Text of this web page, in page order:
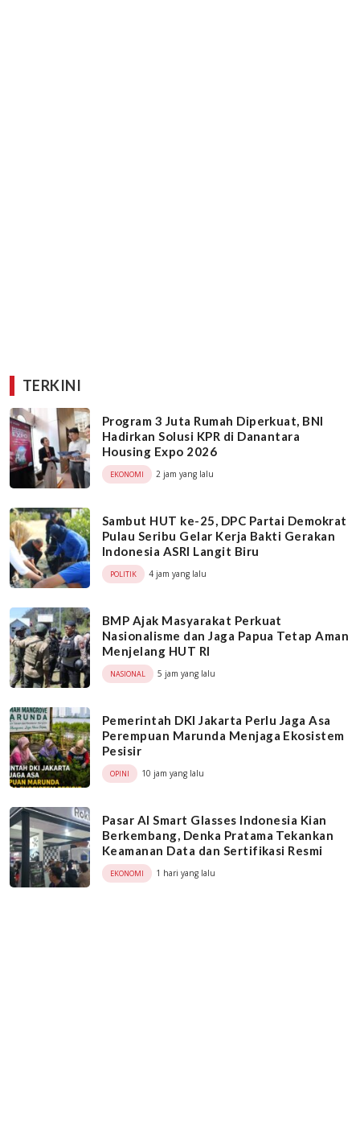
TERKINI
Program 3 Juta Rumah Diperkuat, BNI
Hadirkan Solusi KPR di Danantara
Housing Expo 2026
EKONOMI 2 jam yang lalu
Sambut HUT ke-25, DPC Partai Demokrat
Pulau Seribu Gelar Kerja Bakti Gerakan
Indonesia ASRI Langit Biru
POLITIK 4 jam yang lalu
BMP Ajak Masyarakat Perkuat
Nasionalisme dan Jaga Papua Tetap Aman
Menjelang HUT RI
NASIONAL 5 jam yang lalu
Pemerintah DKI Jakarta Perlu Jaga Asa
Perempuan Marunda Menjaga Ekosistem
Pesisir
OPINI 10 jam yang lalu
Pasar AI Smart Glasses Indonesia Kian
Berkembang, Denka Pratama Tekankan
Keamanan Data dan Sertifikasi Resmi
EKONOMI 1 hari yang lalu